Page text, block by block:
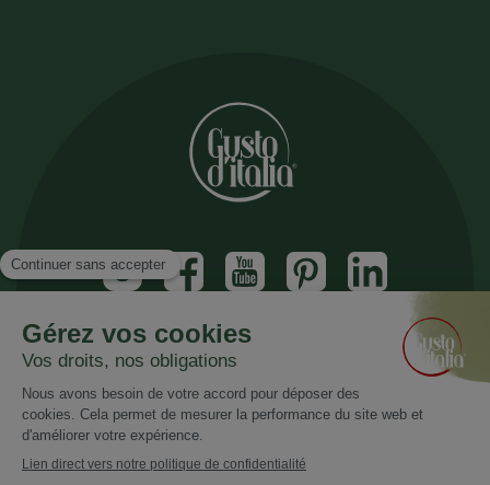
Inscrivez vous à notre newsletter
Recevez nos nouveautés et promotions
Email